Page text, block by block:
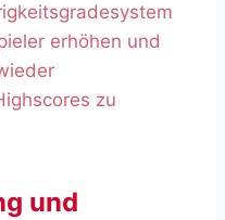
erhöhen und
zu
und